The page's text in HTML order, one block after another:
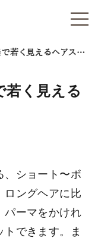
若く見えるヘアスタ
若く見える
、ショート〜ボ
ロングヘアに比
パーマをかけれ
できます。ま